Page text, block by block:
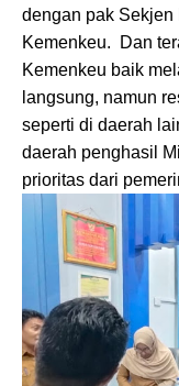
dengan pak Sekjen
Kemenkeu. Dan
Kemenkeu baik
langsung, namun
seperti di daerah
daerah penghasil
prioritas dari